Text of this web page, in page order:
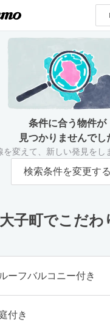
条件に合う物件が
見つかりませんでし
を変えて、新しい発見をし
検索条件を変更する
子町でこだわ
ルーフバルコニー付き
付き